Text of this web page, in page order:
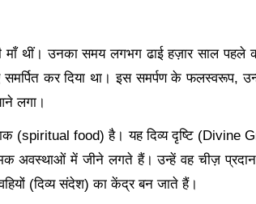
थीं। उनका समय लगभग ढाई हज़ार साल पहले
कर दिया था। इस समर्पण के फलस्वरूप,
लगा।
(spiritual food) है। यह दिव्य दृष्टि (Divine
अवस्थाओं में जीने लगते हैं। उन्हें वह चीज़
(दिव्य संदेश) का केंद्र बन जाते हैं।